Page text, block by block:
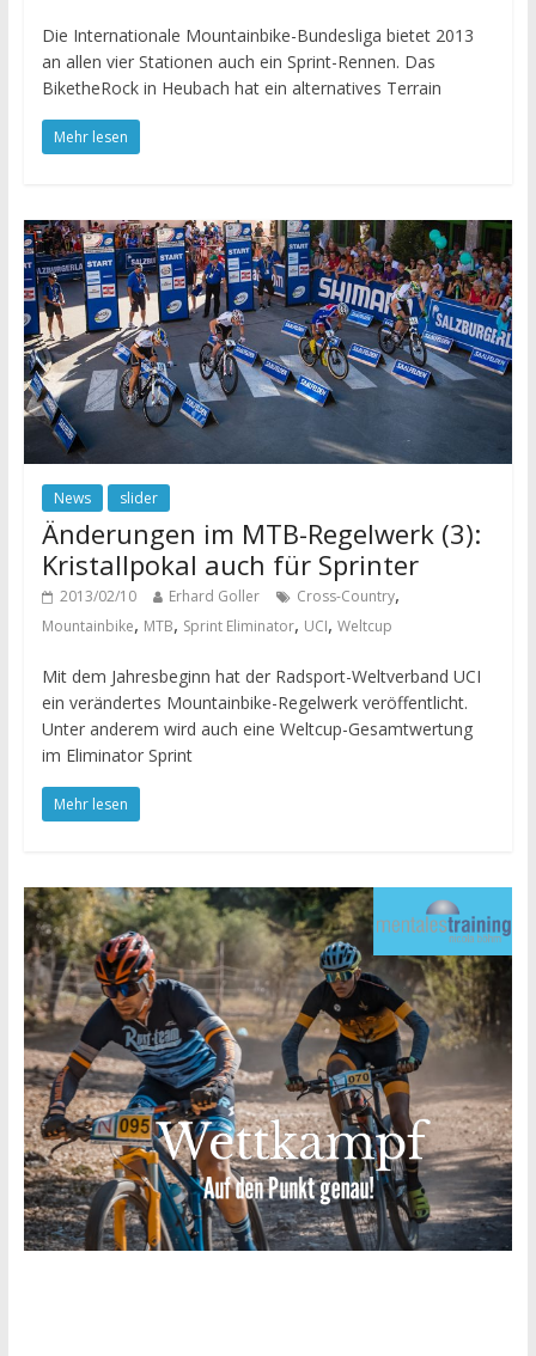
Die Internationale Mountainbike-Bundesliga bietet 2013
an allen vier Stationen auch ein Sprint-Rennen. Das
BiketheRock in Heubach hat ein alternatives Terrain
Mehr lesen
News slider
Änderungen im MTB-Regelwerk (3):
Kristallpokal auch für Sprinter
2013/02/10 Erhard Goller Cross-Country,
Mountainbike, MTB, Sprint Eliminator, UCI, Weltcup
Mit dem Jahresbeginn hat der Radsport-Weltverband UCI
ein verändertes Mountainbike-Regelwerk veröffentlicht.
Unter anderem wird auch eine Weltcup-Gesamtwertung
im Eliminator Sprint
Mehr lesen